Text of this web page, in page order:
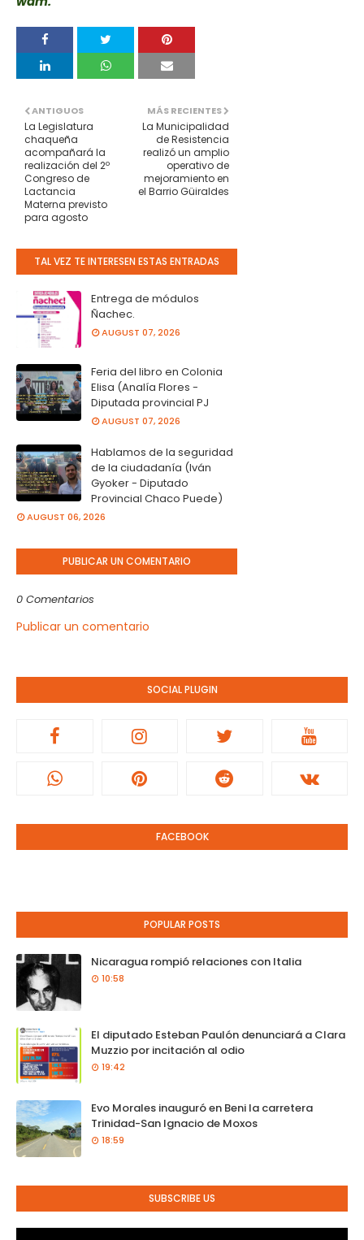
MÁS RECIENTES
La Municipalidad
de Resistencia
realizó un amplio
operativo de
mejoramiento en
el Barrio Güiraldes
ANTIGUOS
La Legislatura
chaqueña
acompañará la
realización del 2º
Congreso de
Lactancia
Materna previsto
para agosto
TAL VEZ TE INTERESEN ESTAS ENTRADAS
Entrega de módulos
Ñachec.
AUGUST 07, 2026
Feria del libro en Colonia
Elisa (Analía Flores -
Diputada provincial PJ
AUGUST 07, 2026
Hablamos de la seguridad
de la ciudadanía (Iván
Gyoker - Diputado
Provincial Chaco Puede)
AUGUST 06, 2026
PUBLICAR UN COMENTARIO
0 Comentarios
Publicar un comentario
SOCIAL PLUGIN
FACEBOOK
POPULAR POSTS
Nicaragua rompió relaciones con Italia
10:58
El diputado Esteban Paulón denunciará a Clara
Muzzio por incitación al odio
19:42
Evo Morales inauguró en Beni la carretera
Trinidad-San Ignacio de Moxos
18:59
SUBSCRIBE US